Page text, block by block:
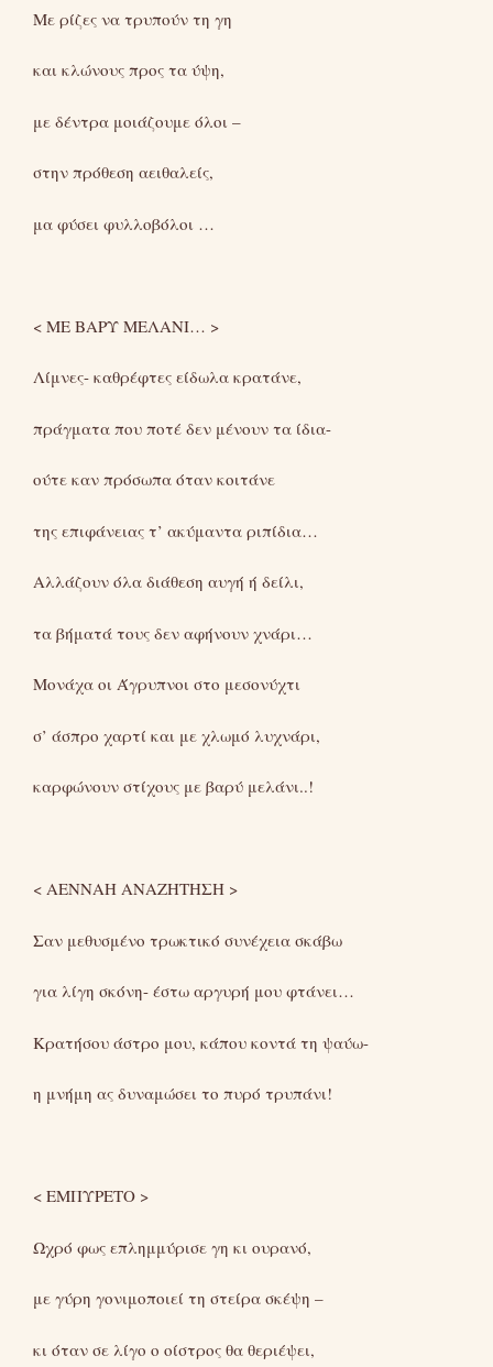
Με ρίζες να τρυπούν τη γη
και κλώνους προς τα ύψη,
με δέντρα μοιάζουμε όλοι –
στην πρόθεση αειθαλείς,
μα φύσει φυλλοβόλοι …
< ME ΒΑΡΥ ΜΕΛΑΝΙ… >
Λίμνες- καθρέφτες είδωλα κρατάνε,
πράγματα που ποτέ δεν μένουν τα ίδια-
ούτε καν πρόσωπα όταν κοιτάνε
της επιφάνειας τ’ ακύμαντα ριπίδια…
Αλλάζουν όλα διάθεση αυγή ή δείλι,
τα βήματά τους δεν αφήνουν χνάρι…
Μονάχα οι Άγρυπνοι στο μεσονύχτι
σ’ άσπρο χαρτί και με χλωμό λυχνάρι,
καρφώνουν στίχους με βαρύ μελάνι..!
< ΑΕΝΝΑΗ ΑΝΑΖΗΤΗΣΗ >
Σαν μεθυσμένο τρωκτικό συνέχεια σκάβω
για λίγη σκόνη- έστω αργυρή μου φτάνει…
Κρατήσου άστρο μου, κάπου κοντά τη ψαύω-
η μνήμη ας δυναμώσει το πυρό τρυπάνι!
< ΕΜΠΥΡΕΤΟ >
Ωχρό φως επλημμύρισε γη κι ουρανό,
με γύρη γονιμοποιεί τη στείρα σκέψη –
κι όταν σε λίγο ο οίστρος θα θεριέψει,